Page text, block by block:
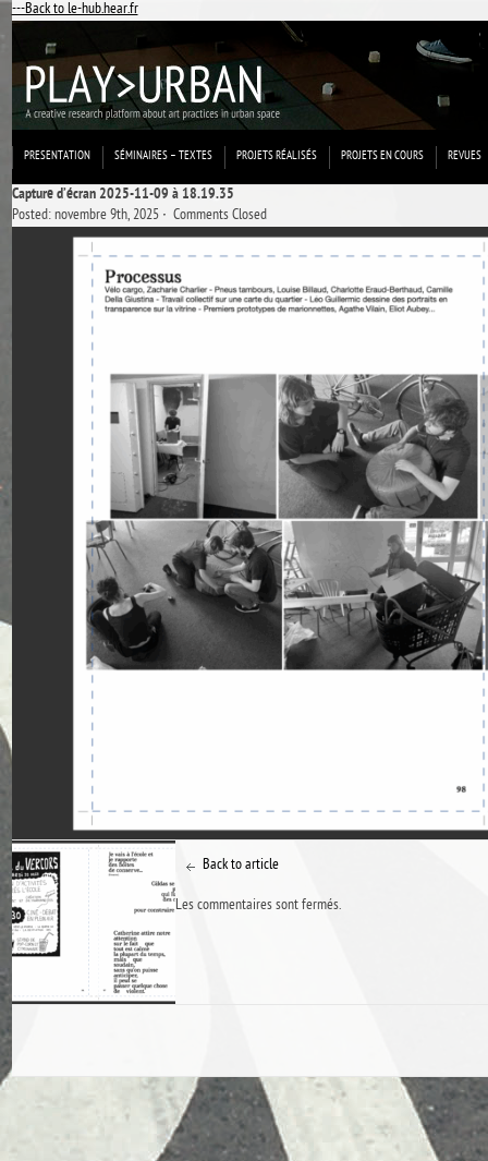
---Back to le-hub.hear.fr
PRESENTATION SÉMINAIRES – TEXTES PROJETS RÉALISÉS PROJETS EN COURS REVUES
Capture d’écran 2025-11-09 à 18.19.35
Posted: novembre 9th, 2025 ˑ Comments Closed
Back to article
Les commentaires sont fermés.